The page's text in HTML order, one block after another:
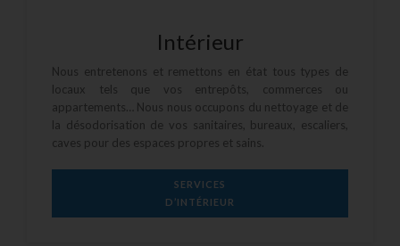
Intérieur
Nous entretenons et remettons en état tous types de
locaux tels que vos entrepôts, commerces ou
appartements… Nous nous occupons du nettoyage et de
la désodorisation de vos sanitaires
, bureaux, escaliers,
caves pour des espaces propres et sains.
SERVICES
D’INTÉRIEUR